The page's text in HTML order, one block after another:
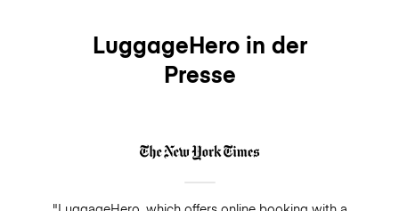
LuggageHero in der
Presse